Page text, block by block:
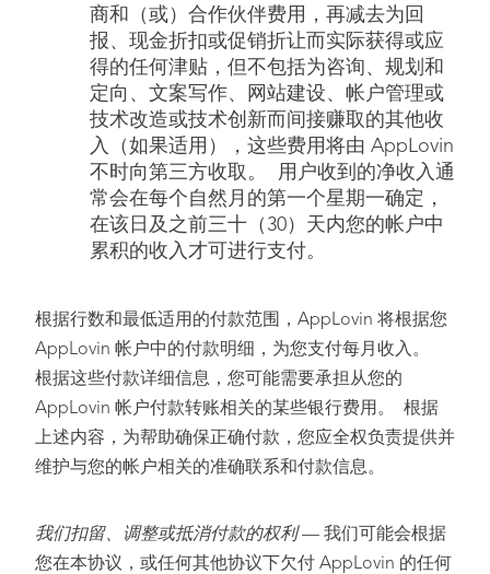
商和（或）合作伙伴费用，再减去为回
报、现金折扣或促销折让而实际获得或应
得的任何津贴，但不包括为咨询、规划和
定向、文案写作、网站建设、帐户管理或
技术改造或技术创新而间接赚取的其他收
入（如果适用），这些费用将由 AppLovin
不时向第三方收取。 用户收到的净收入通
常会在每个自然月的第一个星期一确定，
在该日及之前三十（30）天内您的帐户中
累积的收入才可进行支付。
根据行数和最低适用的付款范围，AppLovin 将根据您
AppLovin 帐户中的付款明细，为您支付每月收入。
根据这些付款详细信息，您可能需要承担从您的
AppLovin 帐户付款转账相关的某些银行费用。 根据
上述内容，为帮助确保正确付款，您应全权负责提供并
维护与您的帐户相关的准确联系和付款信息。
我们扣留、调整或抵消付款的权利— 我们可能会根据
您在本协议，或任何其他协议下欠付 AppLovin 的任何